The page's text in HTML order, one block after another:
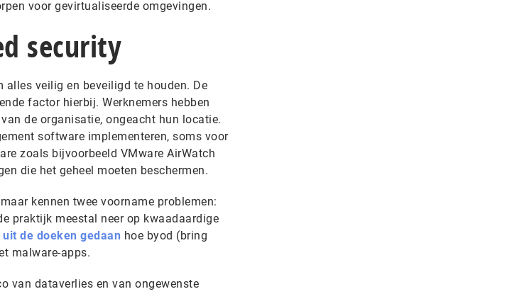
voor gevirtualiseerde omgevingen.
security
alles veilig en beveiligd te houden. De
factor hierbij. Werknemers hebben
de organisatie, ongeacht hun locatie.
software implementeren, soms voor
zoals bijvoorbeeld VMware AirWatch
die het geheel moeten beschermen.
kennen twee voorname problemen:
praktijk meestal neer op kwaadaardige
uit de doeken gedaan hoe byod (bring
malware-apps.
van dataverlies en van ongewenste